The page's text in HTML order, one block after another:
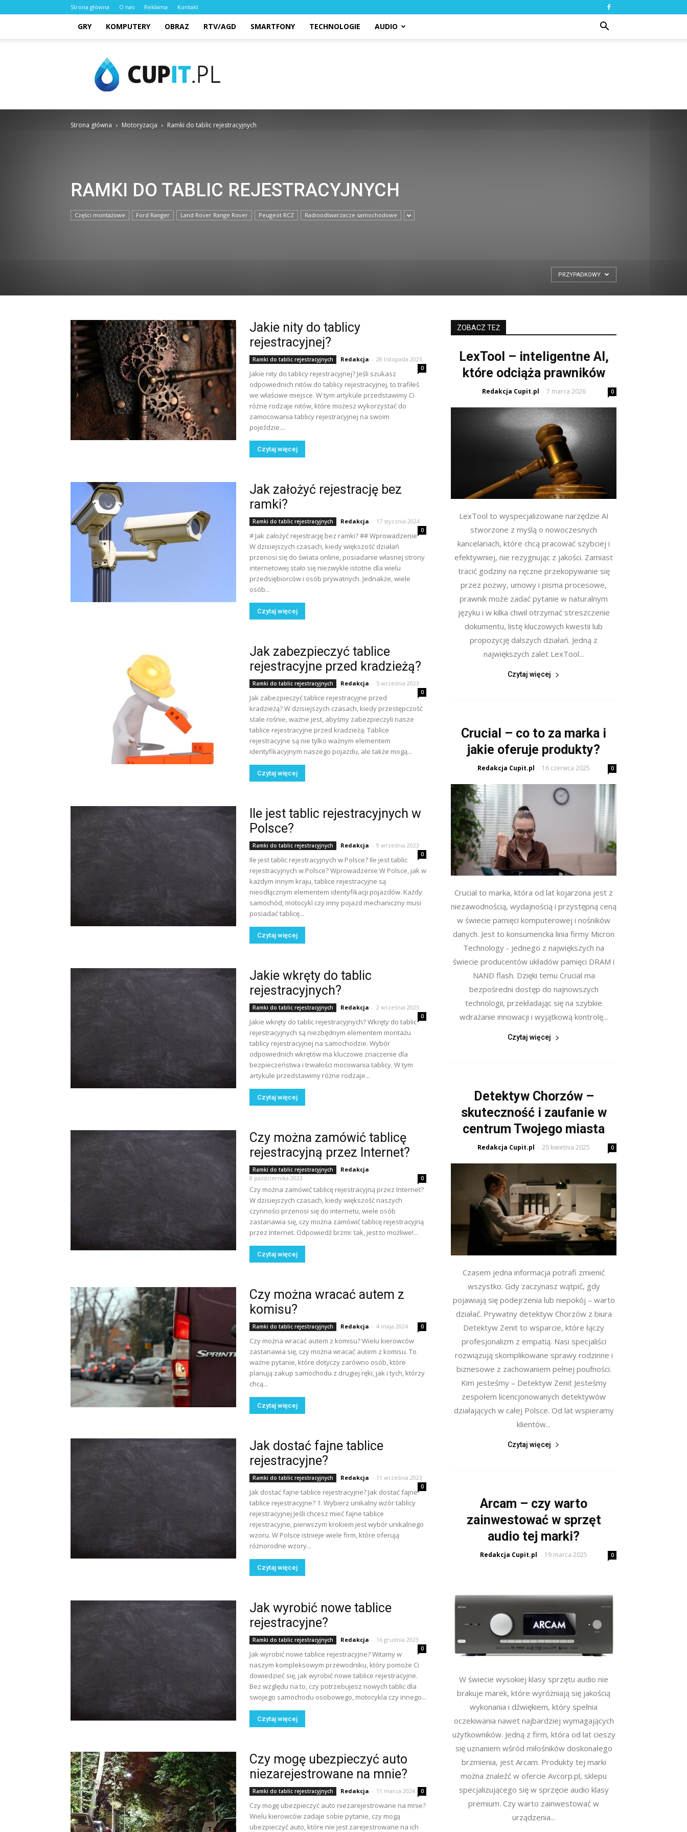
Strona główna O nas Reklama Kontakt
GRY KOMPUTERY OBRAZ RTV/AGD SMARTFONY TECHNOLOGIE AUDIO
cupit.pl
Strona główna Motoryzacja Ramki do tablic rejestracyjnych
RAMKI DO TABLIC REJESTRACYJNYCH
Części montażowe Ford Ranger Land Rover Range Rover Peugeot RCZ Radioodtwarzacze samochodowe
PRZYPADKOWY
Jakie nity do tablicy
rejestracyjnej?
Ramki do tablic rejestracyjnych Redakcja - 28 listopada 2023
0
Jakie nity do tablicy rejestracyjnej? Jeśli szukasz
odpowiednich nitów do tablicy rejestracyjnej, to trafiłeś
we właściwe miejsce. W tym artykule przedstawimy Ci
różne rodzaje nitów, które możesz wykorzystać do
zamocowania tablicy rejestracyjnej na swoim
pojeździe....
Czytaj więcej
Jak założyć rejestrację bez
ramki?
Ramki do tablic rejestracyjnych Redakcja - 17 stycznia 2024
0
# Jak założyć rejestrację bez ramki? ## Wprowadzenie
W dzisiejszych czasach, kiedy większość działań
przenosi się do świata online, posiadanie własnej strony
internetowej stało się niezwykle istotne dla wielu
przedsiębiorców i osób prywatnych. Jednakże, wiele
osób...
Czytaj więcej
Jak zabezpieczyć tablice
rejestracyjne przed kradzieżą?
Ramki do tablic rejestracyjnych Redakcja - 5 września 2023
0
Jak zabezpieczyć tablice rejestracyjne przed
kradzieżą? W dzisiejszych czasach, kiedy przestępczość
stale rośnie, ważne jest, abyśmy zabezpieczyli nasze
tablice rejestracyjne przed kradzieżą. Tablice
rejestracyjne są nie tylko ważnym elementem
identyfikacyjnym naszego pojazdu, ale także mogą...
Czytaj więcej
Ile jest tablic rejestracyjnych w
Polsce?
Ramki do tablic rejestracyjnych Redakcja - 9 września 2023
0
Ile jest tablic rejestracyjnych w Polsce? Ile jest tablic
rejestracyjnych w Polsce? Wprowadzenie W Polsce, jak w
każdym innym kraju, tablice rejestracyjne są
nieodłącznym elementem identyfikacji pojazdów. Każdy
samochód, motocykl czy inny pojazd mechaniczny musi
posiadać tablicę...
Czytaj więcej
Jakie wkręty do tablic
rejestracyjnych?
Ramki do tablic rejestracyjnych Redakcja - 2 września 2023
0
Jakie wkręty do tablic rejestracyjnych? Wkręty do tablic
rejestracyjnych są niezbędnym elementem montażu
tablicy rejestracyjnej na samochodzie. Wybór
odpowiednich wkrętów ma kluczowe znaczenie dla
bezpieczeństwa i trwałości mocowania tablicy. W tym
artykule przedstawimy różne rodzaje...
Czytaj więcej
Czy można zamówić tablicę
rejestracyjną przez Internet?
Ramki do tablic rejestracyjnych Redakcja -
8 października 2023
0
Czy można zamówić tablicę rejestracyjną przez Internet?
W dzisiejszych czasach, kiedy większość naszych
czynności przenosi się do internetu, wiele osób
zastanawia się, czy można zamówić tablicę rejestracyjną
przez Internet. Odpowiedź brzmi: tak, jest to możliwe!...
Czytaj więcej
Czy można wracać autem z
komisu?
Ramki do tablic rejestracyjnych Redakcja - 4 maja 2024 0
Czy można wracać autem z komisu? Wielu kierowców
zastanawia się, czy można wracać autem z komisu. To
ważne pytanie, które dotyczy zarówno osób, które
planują zakup samochodu z drugiej ręki, jak i tych, którzy
chcą...
Czytaj więcej
Jak dostać fajne tablice
rejestracyjne?
Ramki do tablic rejestracyjnych Redakcja - 11 września 2023
0
Jak dostać fajne tablice rejestracyjne? Jak dostać fajne
tablice rejestracyjne? 1. Wybierz unikalny wzór tablicy
rejestracyjnej Jeśli chcesz mieć fajne tablice
rejestracyjne, pierwszym krokiem jest wybór unikalnego
wzoru. W Polsce istnieje wiele firm, które oferują
różnorodne wzory...
Czytaj więcej
Jak wyrobić nowe tablice
rejestracyjne?
Ramki do tablic rejestracyjnych Redakcja - 16 grudnia 2023
0
Jak wyrobić nowe tablice rejestracyjne? Witamy w
naszym kompleksowym przewodniku, który pomoże Ci
dowiedzieć się, jak wyrobić nowe tablice rejestracyjne.
Bez względu na to, czy potrzebujesz nowych tablic dla
swojego samochodu osobowego, motocykla czy innego...
Czytaj więcej
Czy mogę ubezpieczyć auto
niezarejestrowane na mnie?
Ramki do tablic rejestracyjnych Redakcja - 11 marca 2024 0
Czy mogę ubezpieczyć auto niezarejestrowane na mnie?
Wielu kierowców zadaje sobie pytanie, czy mogą
ubezpieczyć auto, które nie jest zarejestrowane na ich
ZOBACZ TEŻ
LexTool – inteligentne AI,
które odciąża prawników
Redakcja Cupit.pl - 7 marca 2026 0
LexTool to wyspecjalizowane narzędzie AI
stworzone z myślą o nowoczesnych
kancelariach, które chcą pracować szybciej i
efektywniej, nie rezygnując z jakości. Zamiast
tracić godziny na ręczne przekopywanie się
przez pozwy, umowy i pisma procesowe,
prawnik może zadać pytanie w naturalnym
języku i w kilka chwil otrzymać streszczenie
dokumentu, listę kluczowych kwestii lub
propozycję dalszych działań. Jedną z
największych zalet LexTool...
Czytaj więcej
Crucial – co to za marka i
jakie oferuje produkty?
Redakcja Cupit.pl - 16 czerwca 2025 0
Crucial to marka, która od lat kojarzona jest z
niezawodnością, wydajnością i przystępną ceną
w świecie pamięci komputerowej i nośników
danych. Jest to konsumencka linia firmy Micron
Technology - jednego z największych na
świecie producentów układów pamięci DRAM i
NAND flash. Dzięki temu Crucial ma
bezpośredni dostęp do najnowszych
technologii, przekładając się na szybkie
wdrażanie innowacji i wyjątkową kontrolę...
Czytaj więcej
Detektyw Chorzów –
skuteczność i zaufanie w
centrum Twojego miasta
Redakcja Cupit.pl - 20 kwietnia 2025 0
Czasem jedna informacja potrafi zmienić
wszystko. Gdy zaczynasz wątpić, gdy
pojawiają się podejrzenia lub niepokój – warto
działać. Prywatny detektyw Chorzów z biura
Detektyw Zenit to wsparcie, które łączy
profesjonalizm z empatią. Nasi specjaliści
rozwiązują skomplikowane sprawy rodzinne i
biznesowe z zachowaniem pełnej poufności.
Kim jesteśmy – Detektyw Zenit Jesteśmy
zespołem licencjonowanych detektywów
działających w całej Polsce. Od lat wspieramy
klientów...
Czytaj więcej
Arcam – czy warto
zainwestować w sprzęt
audio tej marki?
Redakcja Cupit.pl - 19 marca 2025 0
W świecie wysokiej klasy sprzętu audio nie
brakuje marek, które wyróżniają się jakością
wykonania i dźwiękiem, który spełnia
oczekiwania nawet najbardziej wymagających
użytkowników. Jedną z firm, która od lat cieszy
się uznaniem wśród miłośników doskonałego
brzmienia, jest Arcam. Produkty tej marki
można znaleźć w ofercie Avcorp.pl, sklepu
specjalizującego się w sprzęcie audio klasy
premium. Czy warto zainwestować w
urządzenia...